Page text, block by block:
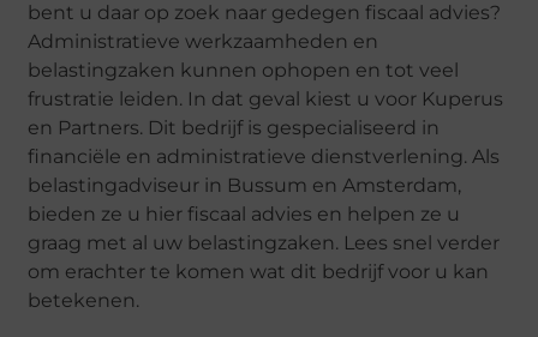
bent u daar op zoek naar gedegen fiscaal advies?
Administratieve werkzaamheden en
belastingzaken kunnen ophopen en tot veel
frustratie leiden. In dat geval kiest u voor Kuperus
en Partners. Dit bedrijf is gespecialiseerd in
financiële en administratieve dienstverlening. Als
belastingadviseur in Bussum en Amsterdam,
bieden ze u hier fiscaal advies en helpen ze u
graag met al uw belastingzaken. Lees snel verder
om erachter te komen wat dit bedrijf voor u kan
betekenen.